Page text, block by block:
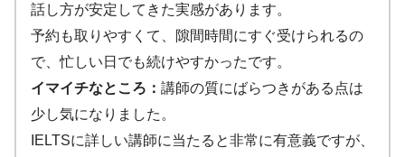
話し方が安定してきた実感があります。
予約も取りやすくて、隙間時間にすぐ受けられるの
で、忙しい日でも続けやすかったです。
イマイチなところ： 講師の質にばらつきがある点は
少し気になりました。
IELTSに詳しい講師に当たると非常に有意義ですが、